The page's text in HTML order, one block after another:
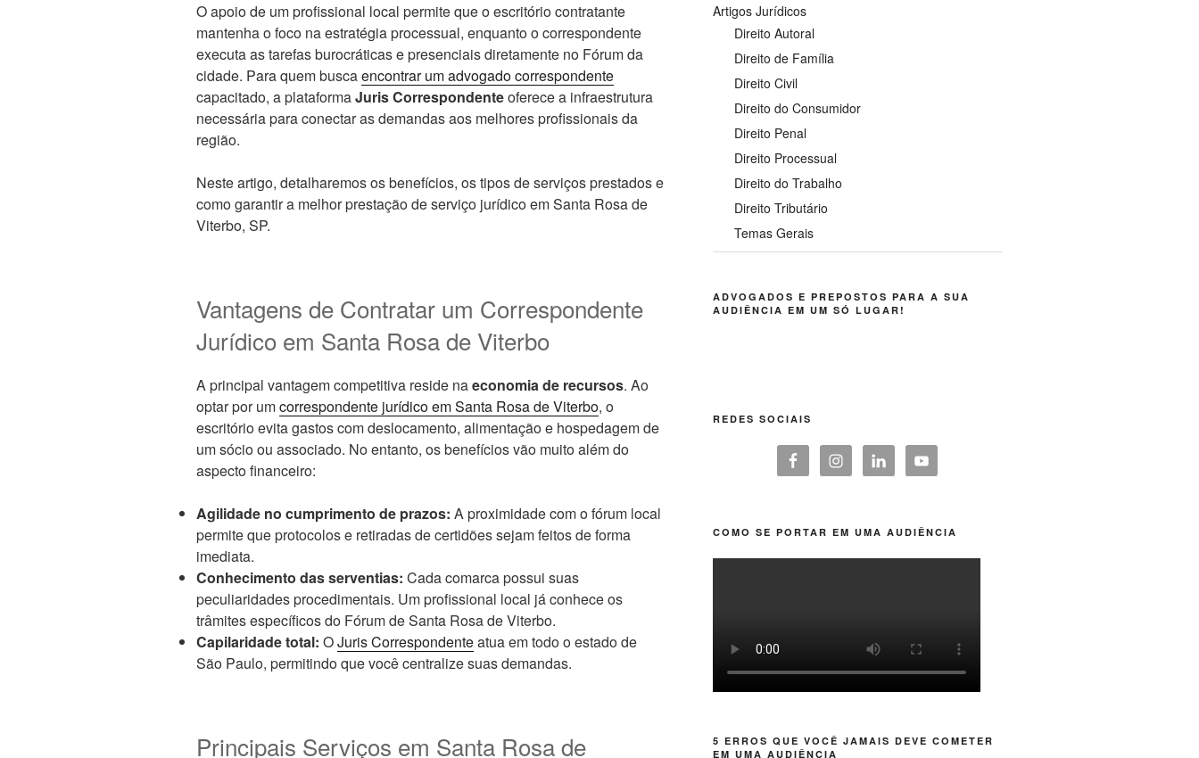
O apoio de um profissional local permite que o escritório contratante
mantenha o foco na estratégia processual, enquanto o correspondente
executa as tarefas burocráticas e presenciais diretamente no Fórum da
cidade. Para quem buscaencontrar um advogado correspondente
capacitado, a plataformaJuris Correspondenteoferece a infraestrutura
necessária para conectar as demandas aos melhores profissionais da
região.
Neste artigo, detalharemos os benefícios, os tipos de serviços prestados e
como garantir a melhor prestação de serviço jurídico em Santa Rosa de
Viterbo, SP.
Vantagens de Contratar um Correspondente
Jurídico em Santa Rosa de Viterbo
A principal vantagem competitiva reside naeconomia de recursos. Ao
optar por umcorrespondente jurídico em Santa Rosa de Viterbo, o
escritório evita gastos com deslocamento, alimentação e hospedagem de
um sócio ou associado. No entanto, os benefícios vão muito além do
aspecto financeiro:
Agilidade no cumprimento de prazos: A proximidade com o fórum local
permite que protocolos e retiradas de certidões sejam feitos de forma
imediata.
Conhecimento das serventias: Cada comarca possui suas
peculiaridades procedimentais. Um profissional local já conhece os
trâmites específicos do Fórum de Santa Rosa de Viterbo.
Capilaridade total: OJuris Correspondenteatua em todo o estado de
São Paulo, permitindo que você centralize suas demandas.
Principais Serviços em Santa Rosa de
Artigos Jurídicos
Direito Autoral
Direito de Família
Direito Civil
Direito do Consumidor
Direito Penal
Direito Processual
Direito do Trabalho
Direito Tributário
Temas Gerais
ADVOGADOS E PREPOSTOS PARA A SUA
AUDIÊNCIA EM UM SÓ LUGAR!
REDES SOCIAIS
COMO SE PORTAR EM UMA AUDIÊNCIA
5 ERROS QUE VOCÊ JAMAIS DEVE COMETER
EM UMA AUDIÊNCIA